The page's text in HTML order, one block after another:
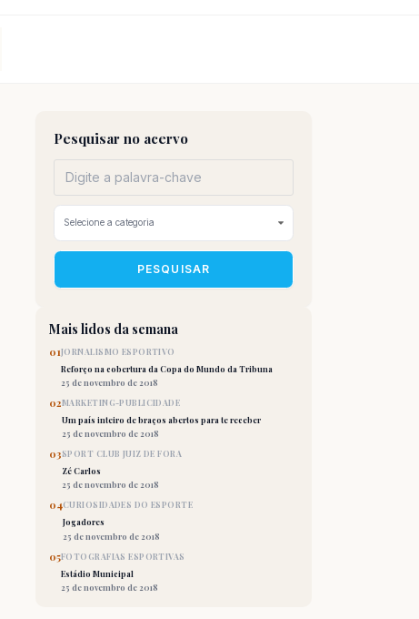
Pesquisar no acervo
PESQUISAR
Mais lidos da semana
01JORNALISMO ESPORTIVO
Reforço na cobertura da Copa do Mundo da Tribuna
25 de novembro de 2018
02MARKETING-PUBLICIDADE
Um país inteiro de braços abertos para te receber
25 de novembro de 2018
03SPORT CLUB JUIZ DE FORA
Zé Carlos
25 de novembro de 2018
04CURIOSIDADES DO ESPORTE
Jogadores
25 de novembro de 2018
05FOTOGRAFIAS ESPORTIVAS
Estádio Municipal
25 de novembro de 2018